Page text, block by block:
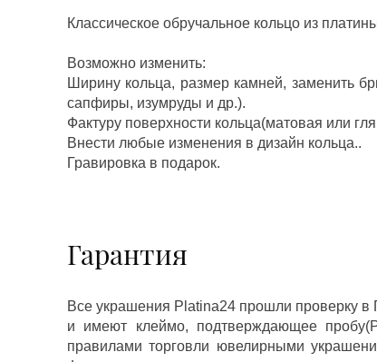
Классическое обручальное кольцо из
Возможно изменить:
Ширину кольца, размер камней, заменить
сапфиры, изумруды и др.).
Фактуру поверхности кольца(матовая или
Внести любые изменения в дизайн кольца..
Гравировка в подарок.
Гарантия
Все украшения Platina24 прошли проверку в
и имеют клеймо, подтверждающее
правилами торговли ювелирными